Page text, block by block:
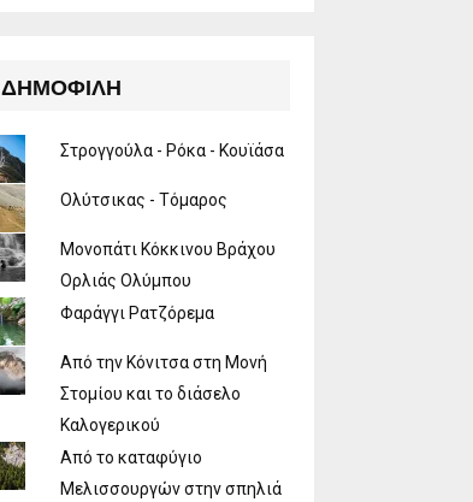
ΔΗΜΟΦΙΛΉ
Στρογγούλα - Ρόκα - Κουϊάσα
Ολύτσικας - Τόμαρος
Μονοπάτι Κόκκινου Βράχου
Ορλιάς Ολύμπου
Φαράγγι Ρατζόρεμα
Από την Κόνιτσα στη Μονή
Στομίου και το διάσελο
Καλογερικού
Από το καταφύγιο
Μελισσουργών στην σπηλιά